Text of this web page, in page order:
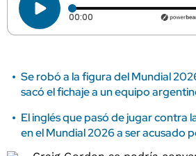
00:00 Tiempo transcurrido: 0
Se robó a la figura del Mundial
sacó el fichaje a un equipo
El inglés que pasó de jugar contra
en el Mundial 2026 a ser acusado